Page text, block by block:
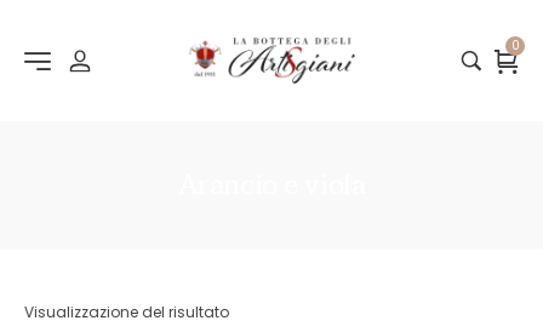
0
Visualizzazione del risultato